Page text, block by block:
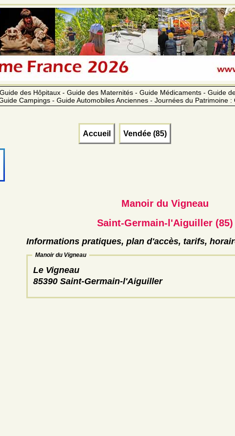
des Hôpitaux - Guide des Maternités - Guide Médicaments - Guide
Campings - Guide Automobiles Anciennes - Journées du Patrimoine :
Accueil Vendée (85)
Manoir du Vigneau
Saint-Germain-l'Aiguiller (85)
Informations pratiques, plan d'accès, tarifs,
Manoir du Vigneau
Le Vigneau
85390 Saint-Germain-l'Aiguiller